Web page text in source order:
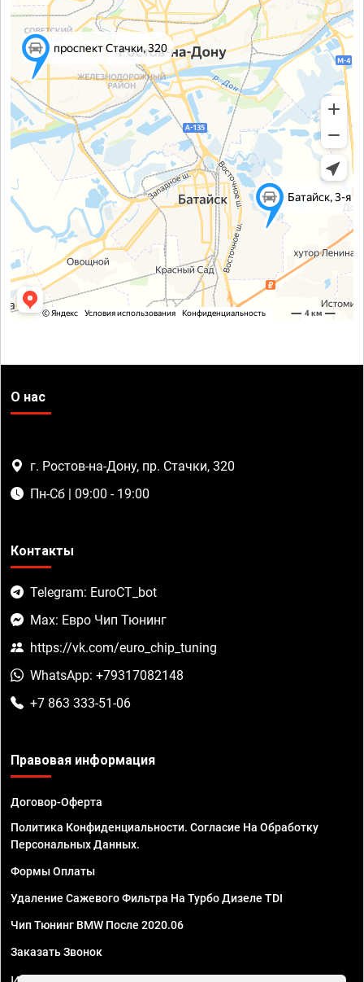
О нас
г. Ростов-на-Дону, пр. Стачки, 320
Пн-Сб | 09:00 - 19:00
Контакты
Telegram: EuroCT_bot
Max: Евро Чип Тюнинг
https://vk.com/euro_chip_tuning
WhatsApp: +79317082148
+7 863 333-51-06
Правовая информация
Договор-Оферта
Политика Конфиденциальности. Согласие На Обработку
Персональных Данных.
Формы Оплаты
Удаление Сажевого Фильтра На Турбо Дизеле TDI
Чип Тюнинг BMW После 2020.06
Заказать Звонок